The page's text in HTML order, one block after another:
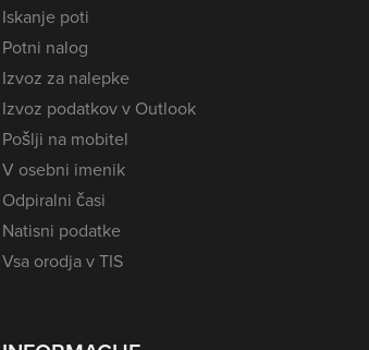
Iskanje poti
Potni nalog
Izvoz za nalepke
Izvoz podatkov v Outlook
Pošlji na mobitel
V osebni imenik
Odpiralni časi
Natisni podatke
Vsa orodja v TIS